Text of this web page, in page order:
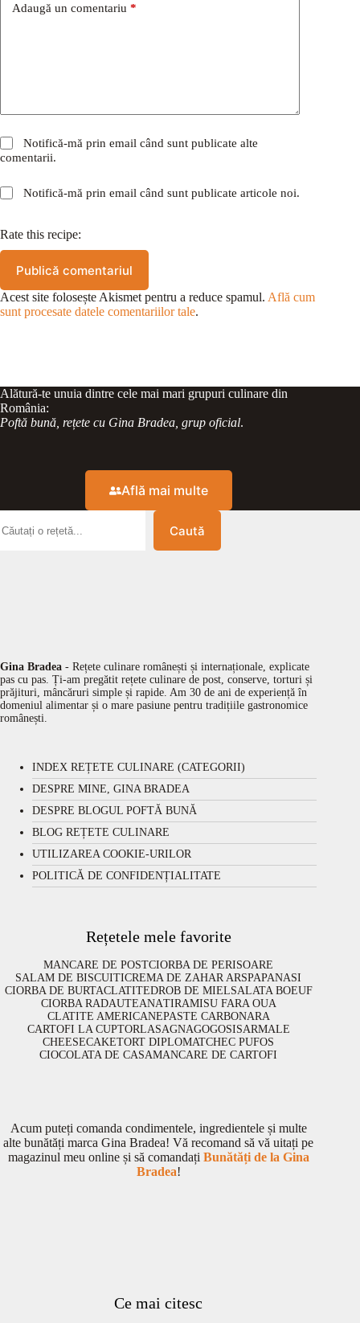
Adaugă un comentariu *
Notifică-mă prin email când sunt publicate alte
comentarii.
Notifică-mă prin email când sunt publicate articole noi.
Rate this recipe:
Publică comentariul
Acest site folosește Akismet pentru a reduce spamul. Află cum
sunt procesate datele comentariilor tale.
Alătură-te unuia dintre cele mai mari grupuri culinare din
România:
Poftă bună, rețete cu Gina Bradea, grup oficial.
Află mai multe
Caută
Gina Bradea - Rețete culinare românești și internaționale, explicate
pas cu pas. Ți-am pregătit rețete culinare de post, conserve, torturi și
prăjituri, mâncăruri simple și rapide. Am 30 de ani de experiență în
domeniul alimentar și o mare pasiune pentru tradițiile gastronomice
românești.
INDEX REȚETE CULINARE (CATEGORII)
DESPRE MINE, GINA BRADEA
DESPRE BLOGUL POFTĂ BUNĂ
BLOG REȚETE CULINARE
UTILIZAREA COOKIE-URILOR
POLITICĂ DE CONFIDENȚIALITATE
Rețetele mele favorite
MANCARE DE POSTCIORBA DE PERISOARE
SALAM DE BISCUITICREMA DE ZAHAR ARSPAPANASI
CIORBA DE BURTACLATITEDROB DE MIELSALATA BOEUF
CIORBA RADAUTEANATIRAMISU FARA OUA
CLATITE AMERICANEPASTE CARBONARA
CARTOFI LA CUPTORLASAGNAGOGOSISARMALE
CHEESECAKETORT DIPLOMATCHEC PUFOS
CIOCOLATA DE CASAMANCARE DE CARTOFI
Acum puteți comanda condimentele, ingredientele și multe
alte bunătăți marca Gina Bradea! Vă recomand să vă uitați pe
magazinul meu online și să comandați Bunătăți de la Gina
Bradea!
Ce mai citesc